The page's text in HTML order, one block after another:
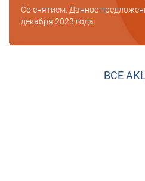
Со снятием. Данное
декабря 2023 года.
ВСЕ